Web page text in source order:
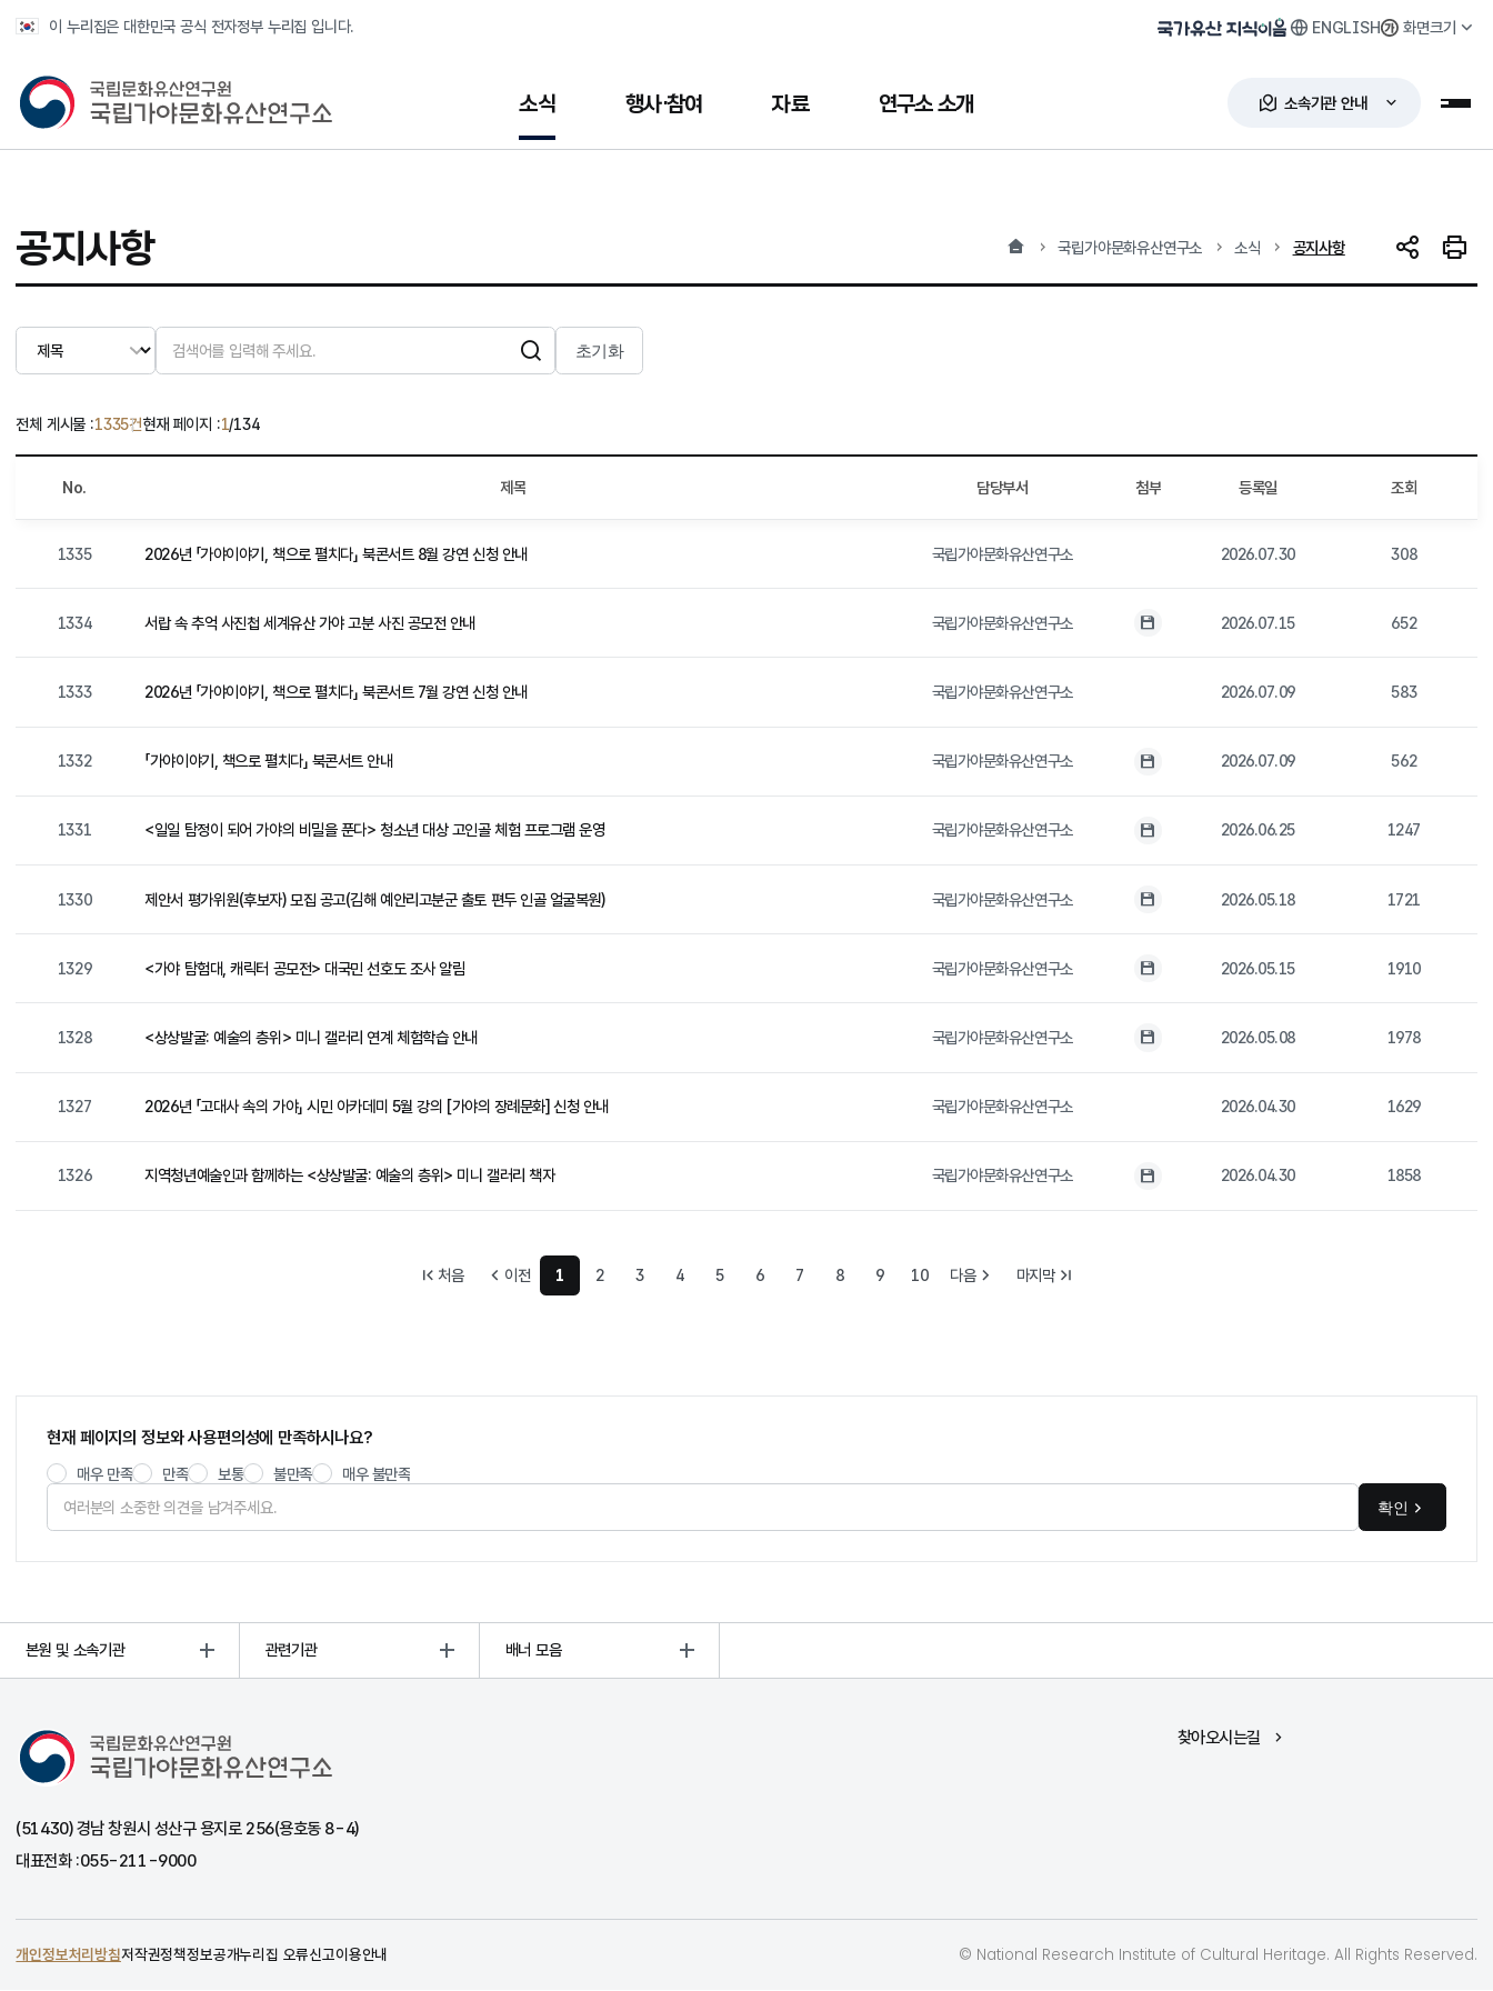
이 누리집은 대한민국 공식 전자정부 누리집 입니다.
국가유산 지식이음 ENGLISH 화면크기
국가유산청 국립가야문화유산연구소 소식 행사·참여 자료 연구소 소개 소속기관 안내 누리
공지사항 홈 국립가야문화유산연구소 소식 현재 위치
공지사항 SNS 공유인쇄
검색 초기화
전체 게시물 :1335건현재 페이지 :1/134
No. 제목 담당부서 첨부 등록일 조회
1335 2026년 「가야이야기, 책으로 펼치다」 북콘서트 8월 강연 신청 안내 국립가야문화유산연구소 2026.07.30 308
1334 서랍 속 추억 사진첩 세계유산 가야 고분 사진 공모전 안내 국립가야문화유산연구소 첨부파일 2026.07.15 652
1333 2026년 「가야이야기, 책으로 펼치다」 북콘서트 7월 강연 신청 안내 국립가야문화유산연구소 2026.07.09 583
1332 「가야이야기, 책으로 펼치다」 북콘서트 안내 국립가야문화유산연구소 첨부파일 2026.07.09 562
1331 <일일 탐정이 되어 가야의 비밀을 푼다> 청소년 대상 고인골 체험 프로그램 운영 국립가야문화유산연구소 첨부파일 2026.06.25 1247
1330 제안서 평가위원(후보자) 모집 공고(김해 예안리고분군 출토 편두 인골 얼굴복원) 국립가야문화유산연구소 첨부파일 2026.05.18 1721
1329 <가야 탐험대, 캐릭터 공모전> 대국민 선호도 조사 알림 국립가야문화유산연구소 첨부파일 2026.05.15 1910
1328 <상상발굴: 예술의 층위> 미니 갤러리 연계 체험학습 안내 국립가야문화유산연구소 첨부파일 2026.05.08 1978
1327 2026년 「고대사 속의 가야」 시민 아카데미 5월 강의 [가야의 장례문화] 신청 안내 국립가야문화유산연구소 2026.04.30 1629
1326 지역청년예술인과 함께하는 <상상발굴: 예술의 층위> 미니 갤러리 책자 국립가야문화유산연구소 첨부파일 2026.04.30 1858
처음 이전 1현재 페이지
2 3 4 5 6 7 8 9 10 다음 마지막
현재 페이지의 정보와 사용편의성에 만족하시나요?
매우 만족 만족 보통 불만족 매우 불만족
확인
본원 및 소속기관 관련기관 배너 모음
국립가야문화유산연구소
(51430) 경남 창원시 성산구 용지로 256(용호동 8-4)
대표전화 :055-211-9000
찾아오시는길
개인정보처리방침저작권정책정보공개누리집 오류신고이용안내 © National Research Institute of Cultural Heritage. All Rights Reserved.